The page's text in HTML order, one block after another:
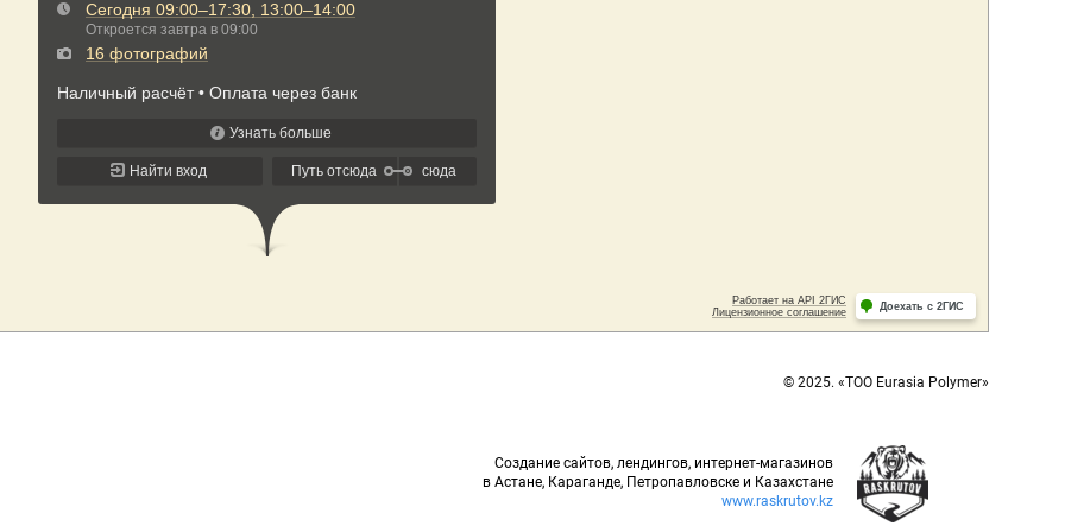
© 2025. «ТОО Eurasia Polymer»
Создание сайтов, лендингов, интернет-магазинов
в Астане, Караганде, Петропавловске и Казахстане
www.raskrutov.kz